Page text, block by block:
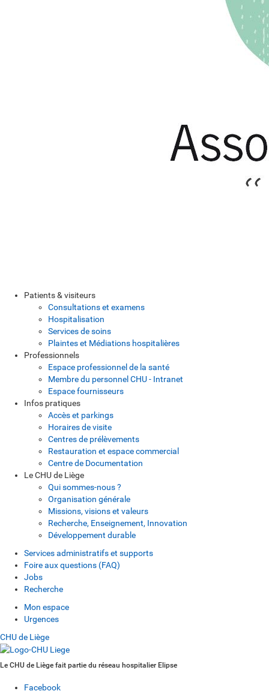
Patients & visiteurs
Consultations et examens
Hospitalisation
Services de soins
Plaintes et Médiations hospitalières
Professionnels
Espace professionnel de la santé
Membre du personnel CHU - Intranet
Espace fournisseurs
Infos pratiques
Accès et parkings
Horaires de visite
Centres de prélèvements
Restauration et espace commercial
Centre de Documentation
Le CHU de Liège
Qui sommes-nous ?
Organisation générale
Missions, visions et valeurs
Recherche, Enseignement, Innovation
Développement durable
Services administratifs et supports
Foire aux questions (FAQ)
Jobs
Recherche
Mon espace
Urgences
CHU de Liège
Le CHU de Liège fait partie du réseau hospitalier Elipse
Facebook